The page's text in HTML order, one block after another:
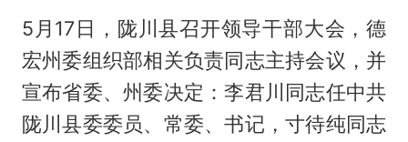
5月17日，陇川县召开领导干部大会，德
宏州委组织部相关负责同志主持会议，并
宣布省委、州委决定：李君川同志任中共
陇川县委委员、常委、书记，寸待纯同志